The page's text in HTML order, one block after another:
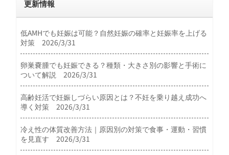
更新情報
低AMHでも妊娠は可能？自然妊娠の確率と妊娠率を上げる
対策 2026/3/31
卵巣嚢腫でも妊娠できる？種類・大きさ別の影響と手術に
ついて解説 2026/3/31
高齢妊活で妊娠しづらい原因とは？不妊を乗り越え成功へ
導く対策 2026/3/31
冷え性の体質改善方法｜原因別の対策で食事・運動・習慣
を見直す 2026/3/31